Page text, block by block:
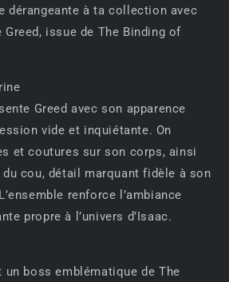
dérangeante à ta collection avec
issue de The Binding of
Greed avec son apparence
vide et inquiétante. On
et coutures sur son corps, ainsi
cou, détail marquant fidèle à son
renforce l’ambiance
propre à l’univers d’Isaac.
un boss emblématique de The